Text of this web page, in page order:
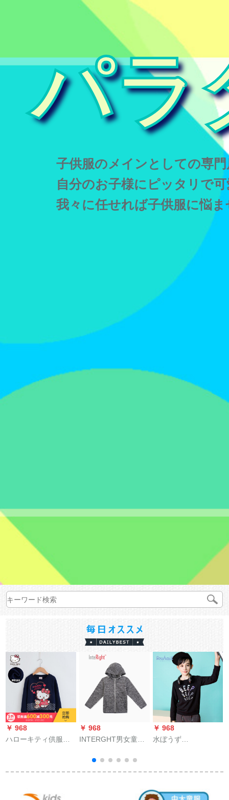
パラ
子供服のメインとしての専
自分のお子様にピッタリで
我々に任せれば子供服に悩
￥ 968
ハローキティ供服
っっっちとしたブラ
ツツカージィのサフ
￥ 968
INTERGHT男女童秋
ポーツスポーツスポ
ーツスポーツツカル
スエッド中灰130ヤー
￥ 968
水ぼうず
服は、辉く长袖Tシャ
付けて、ブラク130